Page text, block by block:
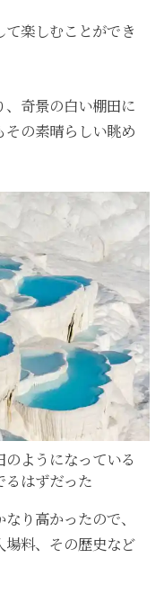
楽しむことができ
奇景の白い棚田に
の素晴らしい眺め
ようになっている
るはずだった
り高かったので、
料、その歴史など